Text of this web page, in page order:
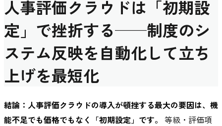
人事評価クラウドは「初期設
定」で挫折する──制度のシ
ステム反映を自動化して立ち
上げを最短化
結論：人事評価クラウドの導入が頓挫する最大の要因は、機
能不足でも価格でもなく「初期設定」です。 等級・評価項